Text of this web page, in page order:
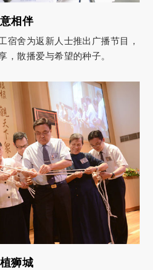
相伴
宿舍为返新人士推出广播节目，
，散播爱与希望的种子。
狮城